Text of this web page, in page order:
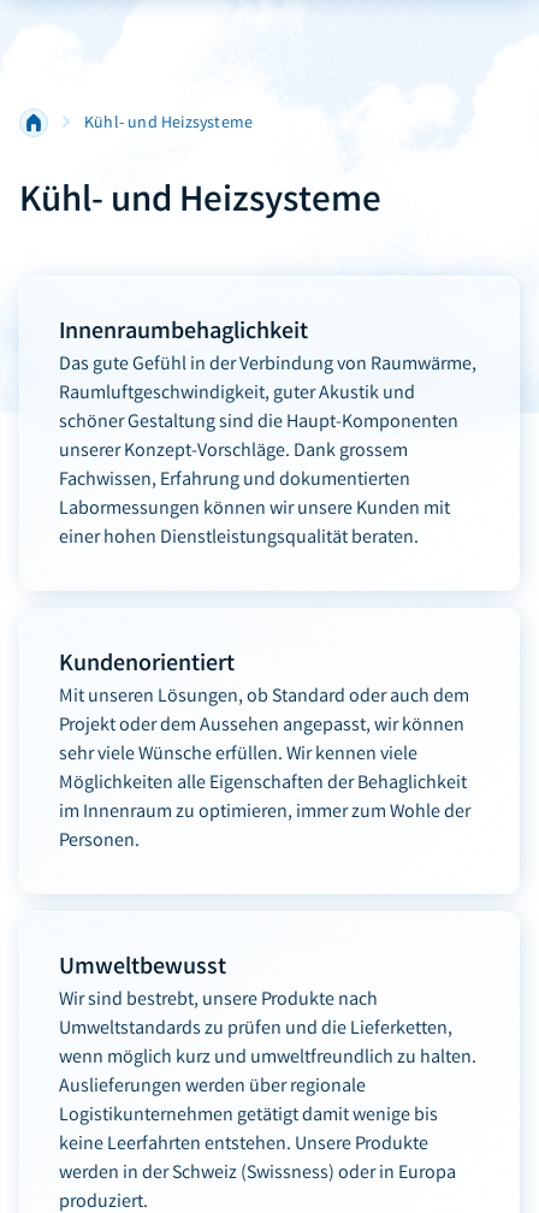
Kühl- und Heizsysteme
Kühl- und Heizsysteme
Innenraumbehaglichkeit
Das gute Gefühl in der Verbindung von Raumwärme,
Raumluftgeschwindigkeit, guter Akustik und
schöner Gestaltung sind die Haupt-Komponenten
unserer Konzept-Vorschläge. Dank grossem
Fachwissen, Erfahrung und dokumentierten
Labormessungen können wir unsere Kunden mit
einer hohen Dienstleistungsqualität beraten.
Kundenorientiert
Mit unseren Lösungen, ob Standard oder auch dem
Projekt oder dem Aussehen angepasst, wir können
sehr viele Wünsche erfüllen. Wir kennen viele
Möglichkeiten alle Eigenschaften der Behaglichkeit
im Innenraum zu optimieren, immer zum Wohle der
Personen.
Umweltbewusst
Wir sind bestrebt, unsere Produkte nach
Umweltstandards zu prüfen und die Lieferketten,
wenn möglich kurz und umweltfreundlich zu halten.
Auslieferungen werden über regionale
Logistikunternehmen getätigt damit wenige bis
keine Leerfahrten entstehen. Unsere Produkte
werden in der Schweiz (Swissness) oder in Europa
produziert.